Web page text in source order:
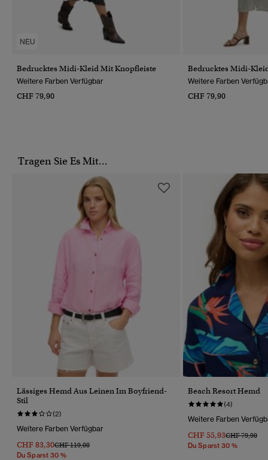
NEU
Bedrucktes Midi-Kleid Mit Knopfleiste
Weitere Farben Verfügbar
CHF 79,90
Bedrucktes Midi-
Weitere Farben
CHF 79,90
Tragen Sie Es Mit...
Lässiges Hemd Aus Leinen Im Boyfriend-
Stil
(2)
Weitere Farben Verfügbar
CHF 83,30Preis Wurde Reduziert Von
CHF 119,00Bis
Du Sparst 30 %
Beach Resort Hemd
(4)
Weitere Farben
CHF 55,93Preis Wurde
CHF 79,90Bis
Du Sparst 30 %